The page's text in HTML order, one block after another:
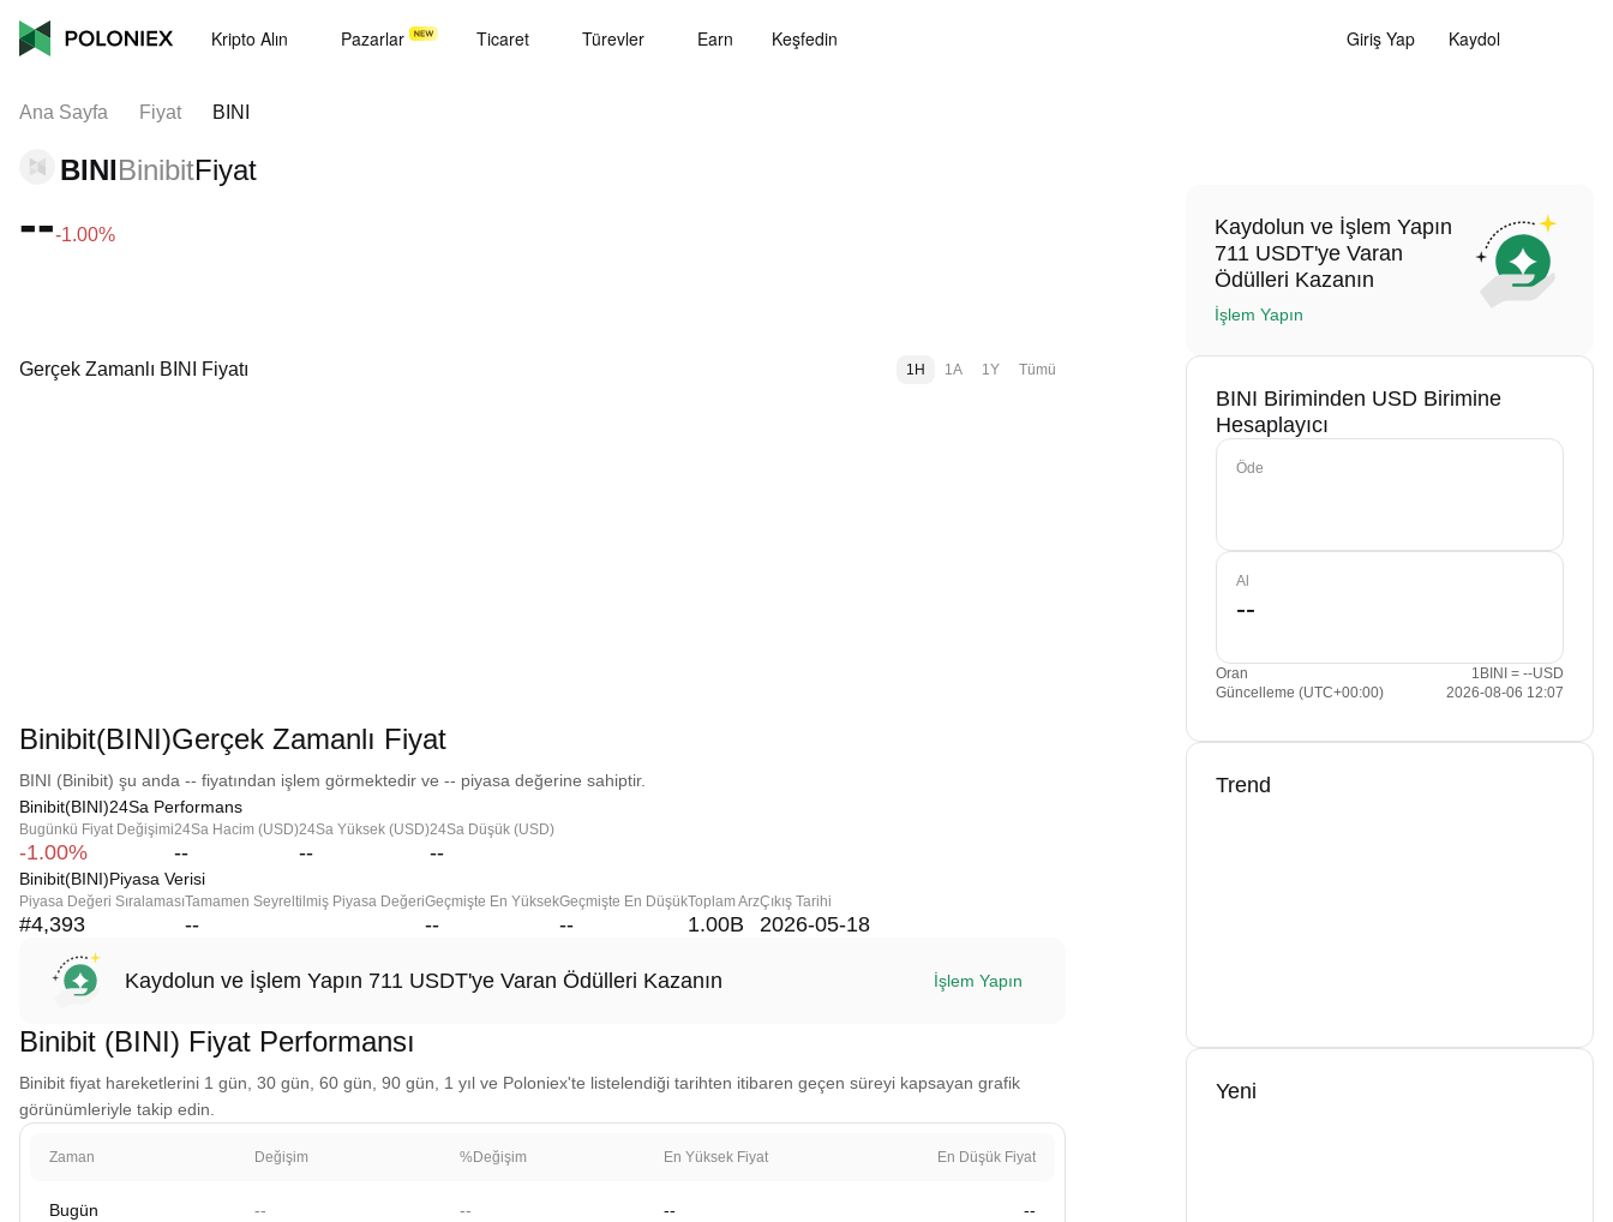
Kripto Alın Pazarlar Ticaret Türevler Earn Keşfedin Giriş Yap Kaydol
Ana Sayfa Fiyat BINI
BINIBinibitFiyat
---1.00%
Gerçek Zamanlı BINI Fiyatı 1H 1A 1Y Tümü
Binibit(BINI)Gerçek Zamanlı Fiyat
BINI (Binibit) şu anda -- fiyatından işlem görmektedir ve -- piyasa değerine sahiptir.
Binibit(BINI)24Sa Performans
Bugünkü Fiyat Değişimi
-1.00%
24Sa Hacim (USD)
--
24Sa Yüksek (USD)
--
24Sa Düşük (USD)
--
Binibit(BINI)Piyasa Verisi
Piyasa Değeri Sıralaması
#4,393
Tamamen Seyreltilmiş Piyasa Değeri
--
Geçmişte En Yüksek
--
Geçmişte En Düşük
--
Toplam Arz
1.00B
Çıkış Tarihi
2026-05-18
Kaydolun ve İşlem Yapın 711 USDT'ye Varan Ödülleri Kazanın İşlem Yapın
Binibit (BINI) Fiyat Performansı
Binibit fiyat hareketlerini 1 gün, 30 gün, 60 gün, 90 gün, 1 yıl ve Poloniex'te listelendiği tarihten itibaren geçen süreyi kapsayan grafik
görünümleriyle takip edin.
Zaman Değişim %Değişim En Yüksek Fiyat En Düşük Fiyat
Bugün -- -- -- --
Kaydolun ve İşlem Yapın
711 USDT'ye Varan
Ödülleri Kazanın
İşlem Yapın
BINI Biriminden USD Birimine
Hesaplayıcı
Öde
Al
Oran
1BINI = --USD
Güncelleme (UTC+00:00)
2026-08-06 12:07
Trend
Yeni